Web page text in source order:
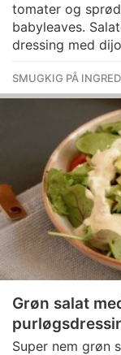
tomater og
babyleaves.
dressing med
SMUGKIG PÅ
Grøn salat
Super nem grøn